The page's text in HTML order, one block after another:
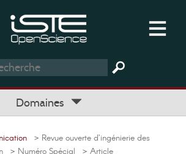
Domaines
> Revue ouverte d’ingénierie des
> Numéro Spécial > Article